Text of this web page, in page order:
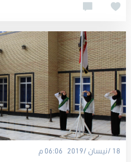
18 /نيسان /2019 06:06 م